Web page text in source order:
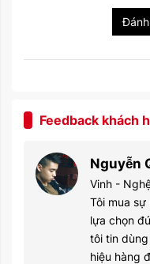
Feedback khách
Nguyễn
Vinh -
Tôi mua
lựa chọn
tôi tin
hiệu hàng